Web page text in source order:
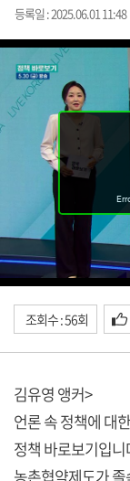
등록일 : 2025.06.01 11:48
조회수 : 56회
김유영 앵커>
언론 속 정책에 대
정책 바로보기입니
농촌협약제도가